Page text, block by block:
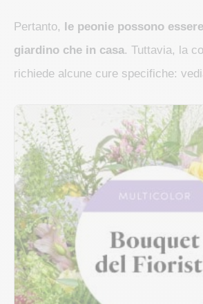
Pertanto, le peonie possono
giardino che in casa. Tuttavia, la
richiede alcune cure specifiche: